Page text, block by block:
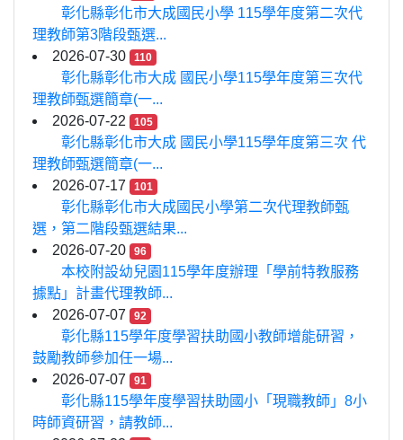
彰化縣彰化市大成國民小學 115學年度第二次代
理教師第3階段甄選...
2026-07-30
110
彰化縣彰化市大成 國民小學115學年度第三次代
理教師甄選簡章(一...
2026-07-22
105
彰化縣彰化市大成 國民小學115學年度第三次 代
理教師甄選簡章(一...
2026-07-17
101
彰化縣彰化市大成國民小學第二次代理教師甄
選，第二階段甄選結果...
2026-07-20
96
本校附設幼兒園115學年度辦理「學前特教服務
據點」計畫代理教師...
2026-07-07
92
彰化縣115學年度學習扶助國小教師增能研習，
鼓勵教師參加任一場...
2026-07-07
91
彰化縣115學年度學習扶助國小「現職教師」8小
時師資研習，請教師...